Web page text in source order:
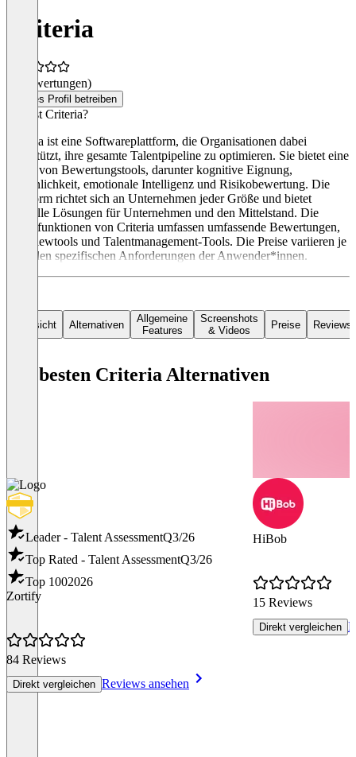
Criteria
(0 Bewertungen)
Dieses Profil betreiben
Was ist Criteria?
Criteria ist eine Softwareplattform, die Organisationen dabei
unterstützt, ihre gesamte Talentpipeline zu optimieren. Sie bietet eine
Reihe von Bewertungstools, darunter kognitive Eignung,
Persönlichkeit, emotionale Intelligenz und Risikobewertung. Die
Plattform richtet sich an Unternehmen jeder Größe und bietet
spezielle Lösungen für Unternehmen und den Mittelstand. Die
Hauptfunktionen von Criteria umfassen umfassende Bewertungen,
Interviewtools und Talentmanagement-Tools. Die Preise variieren je
nach den spezifischen Anforderungen der Anwender*innen.
Übersicht Alternativen
Allgemeine
Features
Screenshots
& Videos
Preise Reviews
Die besten Criteria Alternativen
Leader - Talent AssessmentQ3/26
Top Rated - Talent AssessmentQ3/26
Top 1002026
Zortify
84 Reviews
Direkt vergleichen Reviews ansehen
HiBob
15 Reviews
Direkt vergleichen